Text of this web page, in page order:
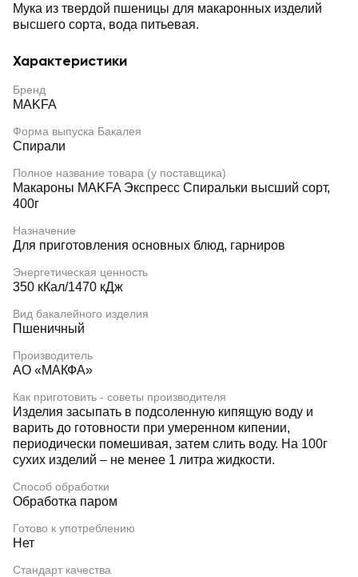
Мука из твердой пшеницы для макаронных изделий
высшего сорта, вода питьевая.
Характеристики
Бренд
MAKFA
Форма выпуска Бакалея
Спирали
Полное название товара (у поставщика)
Макароны MAKFA Экспресс Спиральки высший сорт,
400г
Назначение
Для приготовления основных блюд, гарниров
Энергетическая ценность
350 кКал/1470 кДж
Вид бакалейного изделия
Пшеничный
Производитель
АО «МАКФА»
Как приготовить - советы производителя
Изделия засыпать в подсоленную кипящую воду и
варить до готовности при умеренном кипении,
периодически помешивая, затем слить воду. На 100г
сухих изделий – не менее 1 литра жидкости.
Способ обработки
Обработка паром
Готово к употреблению
Нет
Стандарт качества